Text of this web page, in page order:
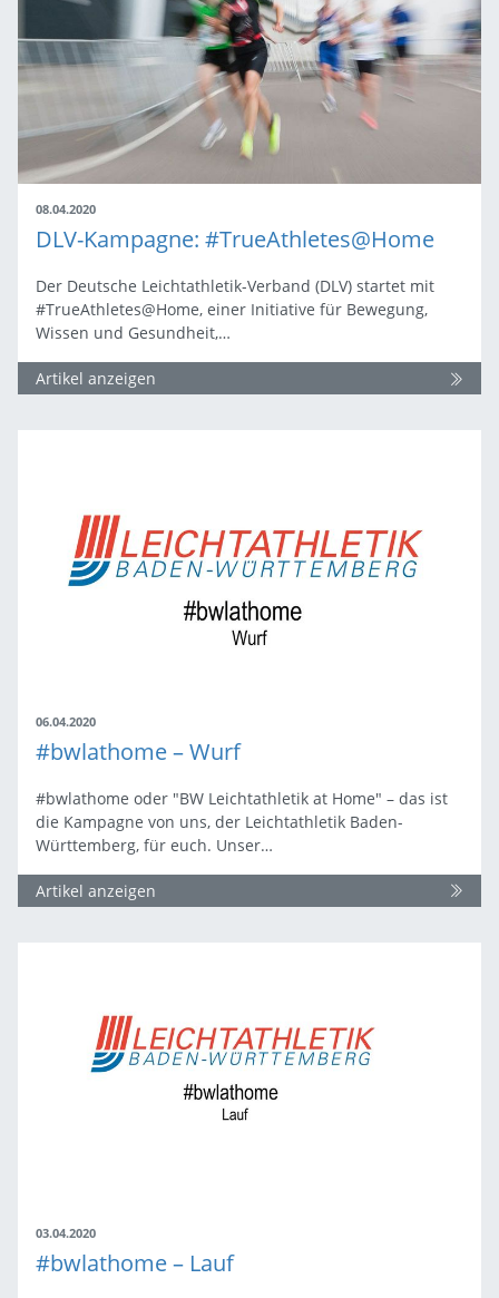
08.04.2020
DLV-Kampagne: #TrueAthletes@Home
Der Deutsche Leichtathletik-Verband (DLV) startet mit
#TrueAthletes@Home, einer Initiative für Bewegung,
Wissen und Gesundheit,…
Artikel anzeigen
06.04.2020
#bwlathome – Wurf
#bwlathome oder "BW Leichtathletik at Home" – das ist
die Kampagne von uns, der Leichtathletik Baden-
Württemberg, für euch. Unser…
Artikel anzeigen
03.04.2020
#bwlathome – Lauf